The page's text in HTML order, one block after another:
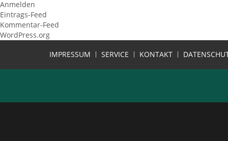
Anmelden
Eintrags-Feed
Kommentar-Feed
WordPress.org
IMPRESSUM
SERVICE KONTAKT